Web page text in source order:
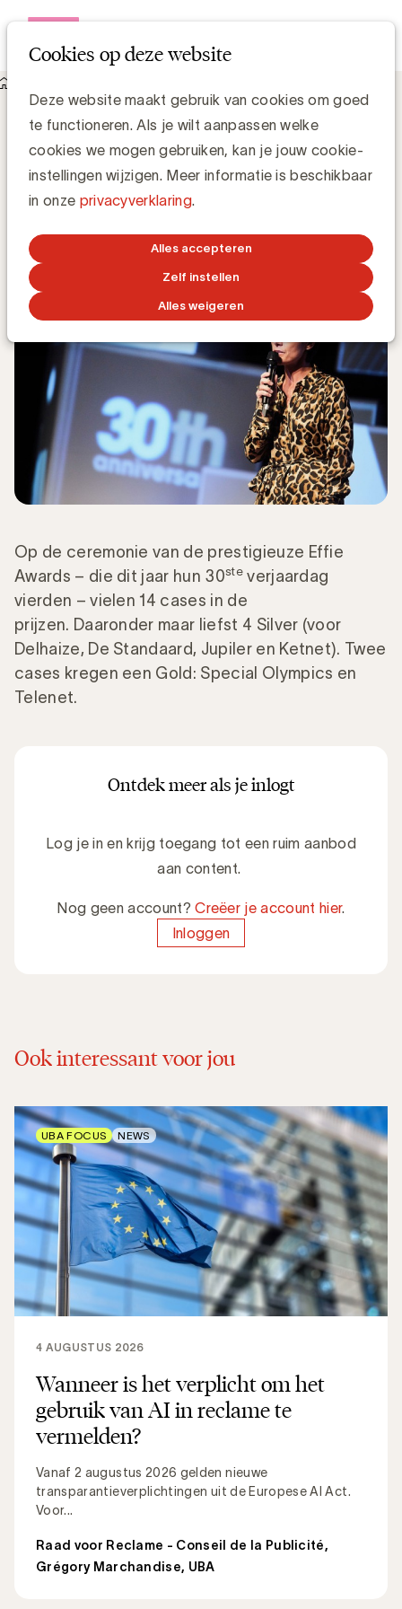
Cookies op deze website
Deze website maakt gebruik van cookies om goed
te functioneren. Als je wilt aanpassen welke
cookies we mogen gebruiken, kan je jouw cookie-
instellingen wijzigen. Meer informatie is beschikbaar
in onze privacyverklaring.
Alles accepteren
Zelf instellen
Alles weigeren
Effie Gold Award voor Special Olympics en Telenet
Effie Gold Award voor Special Olympics
en Telenet
UBA Team
26 SEPTEMBER 2019
Op de ceremonie van de prestigieuze Effie
Awards – die dit jaar hun 30steverjaardag
vierden – vielen 14 cases in de
prijzen. Daaronder maar liefst 4 Silver (voor
Delhaize, De Standaard, Jupiler en Ketnet). Twee
cases kregen een Gold: Special Olympics en
Telenet.
Ontdek meer als je inlogt
Log je in en krijg toegang tot een ruim aanbod
aan content.
Nog geen account?Creëer je account hier.
Inloggen
Ook interessant voor jou
Wanneer is het verplicht om het
gebruik van AI in reclame te
vermelden?
Vanaf 2 augustus 2026 gelden nieuwe
transparantieverplichtingen uit de Europese AI Act.
Voor...
4 AUGUSTUS 2026
Raad voor Reclame - Conseil de la Publicité,
Grégory Marchandise, UBA
UBA FOCUS NEWS